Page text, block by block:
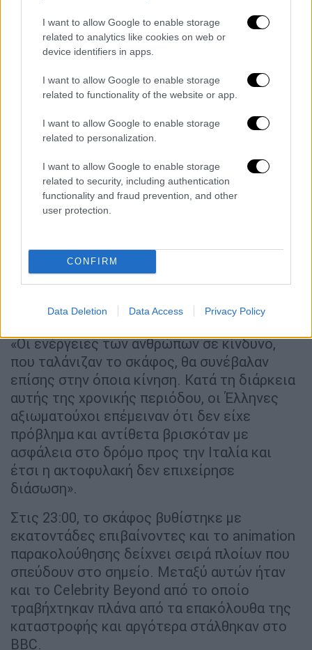
I want to allow Google to enable storage
related to analytics like cookies on web or
device identifiers in apps.
I want to allow Google to enable storage
related to functionality of the website or app.
I want to allow Google to enable storage
related to personalization.
I want to allow Google to enable storage
related to security, including authentication
functionality and fraud prevention, and other
user protection.
CONFIRM
Data Deletion Data Access Privacy Policy
Όλη η ναυτιλιακή δραστηριότητα των
τελευταίων επτά ωρών μεταξύ ήταν
εστιασμένη γύρω από ένα συγκεκριμένο
βάρκα των μεταναστών είχε ελάχιστα
μετακινηθεί. Η κλίμακα του κινούμενου
χάρτη υποδηλώνει ότι διένυσε λιγότερα από
σκάφος που ταλανίζεται από τον άνεμο και
τα κύματα στο βαθύτερο σημείο της
και υποστήριξε:
«Οι ενέργειες των ανθρώπων σε κίνδυνο,
που ταλάνιζαν το σκάφος, θα συνέβαλαν
επίσης στην όποια κίνηση. Κατά τη διάρκεια
αυτής της χρονικής περιόδου, οι Έλληνες
αξιωματούχοι επέμειναν ότι δεν είχε
πρόβλημα και αντίθετα βρισκόταν με
ασφάλεια στο δρόμο προς την Ιταλία και
έτσι η ακτοφυλακή δεν επιχείρησε
διάσωση».
Στις 23:00, το σκάφος βυθίστηκε με
εκατοντάδες επιβαίνοντες και το animation
παρακολούθησης δείχνει σειρά πλοίων που
σπεύδουν στο σημείο. Μεταξύ αυτών ήταν
και το Celebrity Beyond από το οποίο
τραβήχτηκαν πλάνα από τα επακόλουθα της
καταστροφής και αργότερα στάλθηκαν στο
BBC.